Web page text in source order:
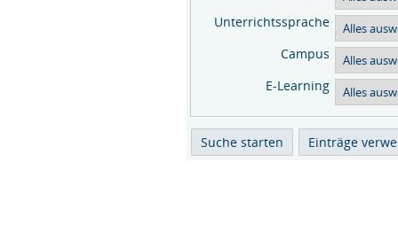
Unterrichtssprache
Campus
E-Learning